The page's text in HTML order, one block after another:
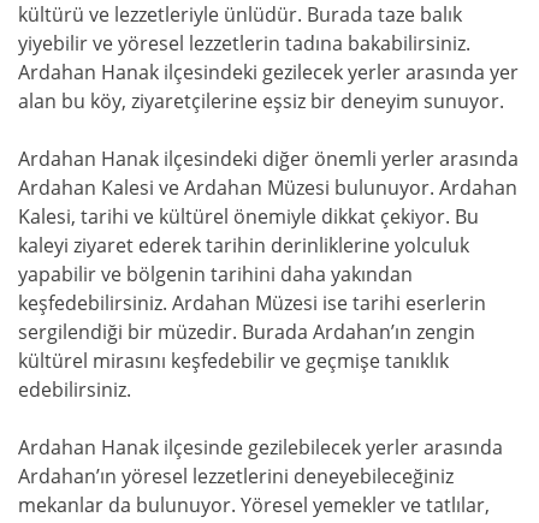
kültürü ve lezzetleriyle ünlüdür. Burada taze balık
yiyebilir ve yöresel lezzetlerin tadına bakabilirsiniz.
Ardahan Hanak ilçesindeki gezilecek yerler arasında yer
alan bu köy, ziyaretçilerine eşsiz bir deneyim sunuyor.
Ardahan Hanak ilçesindeki diğer önemli yerler arasında
Ardahan Kalesi ve Ardahan Müzesi bulunuyor. Ardahan
Kalesi, tarihi ve kültürel önemiyle dikkat çekiyor. Bu
kaleyi ziyaret ederek tarihin derinliklerine yolculuk
yapabilir ve bölgenin tarihini daha yakından
keşfedebilirsiniz. Ardahan Müzesi ise tarihi eserlerin
sergilendiği bir müzedir. Burada Ardahan’ın zengin
kültürel mirasını keşfedebilir ve geçmişe tanıklık
edebilirsiniz.
Ardahan Hanak ilçesinde gezilebilecek yerler arasında
Ardahan’ın yöresel lezzetlerini deneyebileceğiniz
mekanlar da bulunuyor. Yöresel yemekler ve tatlılar,